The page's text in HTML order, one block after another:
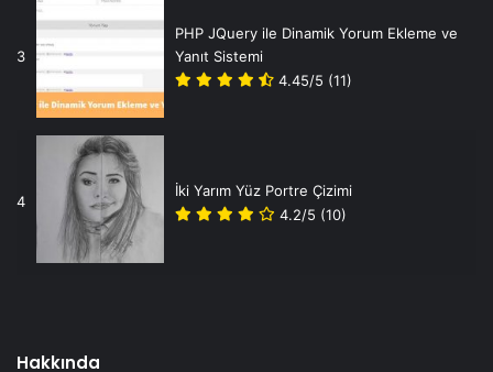
3
PHP JQuery ile Dinamik Yorum Ekleme ve
Yanıt Sistemi
4.45/5 (11)
4
İki Yarım Yüz Portre Çizimi
4.2/5 (10)
Hakkında